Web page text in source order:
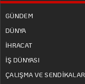
GÜNDEM
DÜNYA
İHRACAT
İŞ DÜNYASI
ÇALIŞMA VE SENDİKALAR